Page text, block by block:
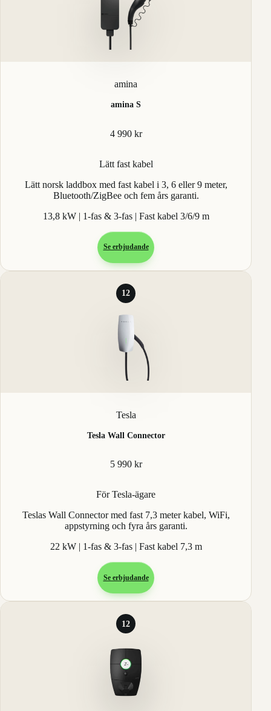
amina
amina S
4 990 kr
Lätt fast kabel
Lätt norsk laddbox med fast kabel i 3, 6 eller 9 meter,
Bluetooth/ZigBee och fem års garanti.
13,8 kW | 1-fas & 3-fas | Fast kabel 3/6/9 m
Se erbjudande
12
Tesla
Tesla Wall Connector
5 990 kr
För Tesla-ägare
Teslas Wall Connector med fast 7,3 meter kabel, WiFi,
appstyrning och fyra års garanti.
22 kW | 1-fas & 3-fas | Fast kabel 7,3 m
Se erbjudande
12